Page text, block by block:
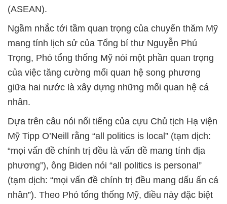
(ASEAN).
Ngầm nhắc tới tầm quan trọng của chuyến thăm Mỹ
mang tính lịch sử của Tổng bí thư Nguyễn Phú
Trọng, Phó tổng thống Mỹ nói một phần quan trọng
của việc tăng cường mối quan hệ song phương
giữa hai nước là xây dựng những mối quan hệ cá
nhân.
Dựa trên câu nói nổi tiếng của cựu Chủ tịch Hạ viện
Mỹ Tipp O’Neill rằng “all politics is local” (tạm dịch:
“mọi vấn đề chính trị đều là vấn đề mang tính địa
phương”), ông Biden nói “all politics is personal”
(tạm dịch: “mọi vấn đề chính trị đều mang dấu ấn cá
nhân”). Theo Phó tổng thống Mỹ, điều này đặc biệt